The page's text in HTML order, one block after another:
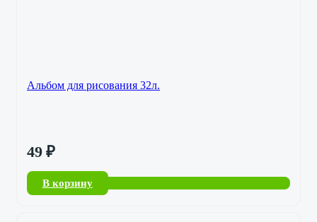
Альбом для рисования 32л.
49 ₽
В корзину